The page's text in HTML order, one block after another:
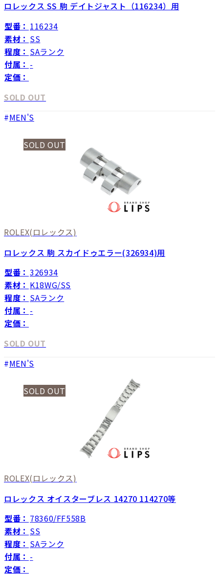
ロレックス SS 駒 デイトジャスト（116234）用
型番： 116234
素材： SS
程度： SAランク
付属： -
定価：
SOLD OUT
MEN'S
SOLD OUT
ROLEX(ロレックス)
ロレックス 駒 スカイドゥエラー(326934)用
型番： 326934
素材： K18WG/SS
程度： SAランク
付属： -
定価：
SOLD OUT
MEN'S
SOLD OUT
ROLEX(ロレックス)
ロレックス オイスターブレス 14270 114270等
型番： 78360/FF558B
素材： SS
程度： SAランク
付属： -
定価：